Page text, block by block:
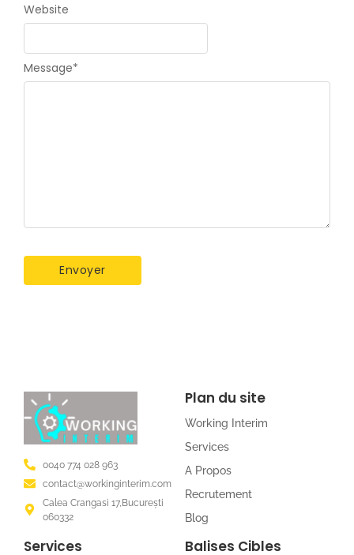
Message*
Website
0040 774 028 963
contact@workinginterim.com
Calea Crangasi 17,București
060332
Plan du site
Working Interim
Services
A Propos
Recrutement
Blog
Services Balises Cibles